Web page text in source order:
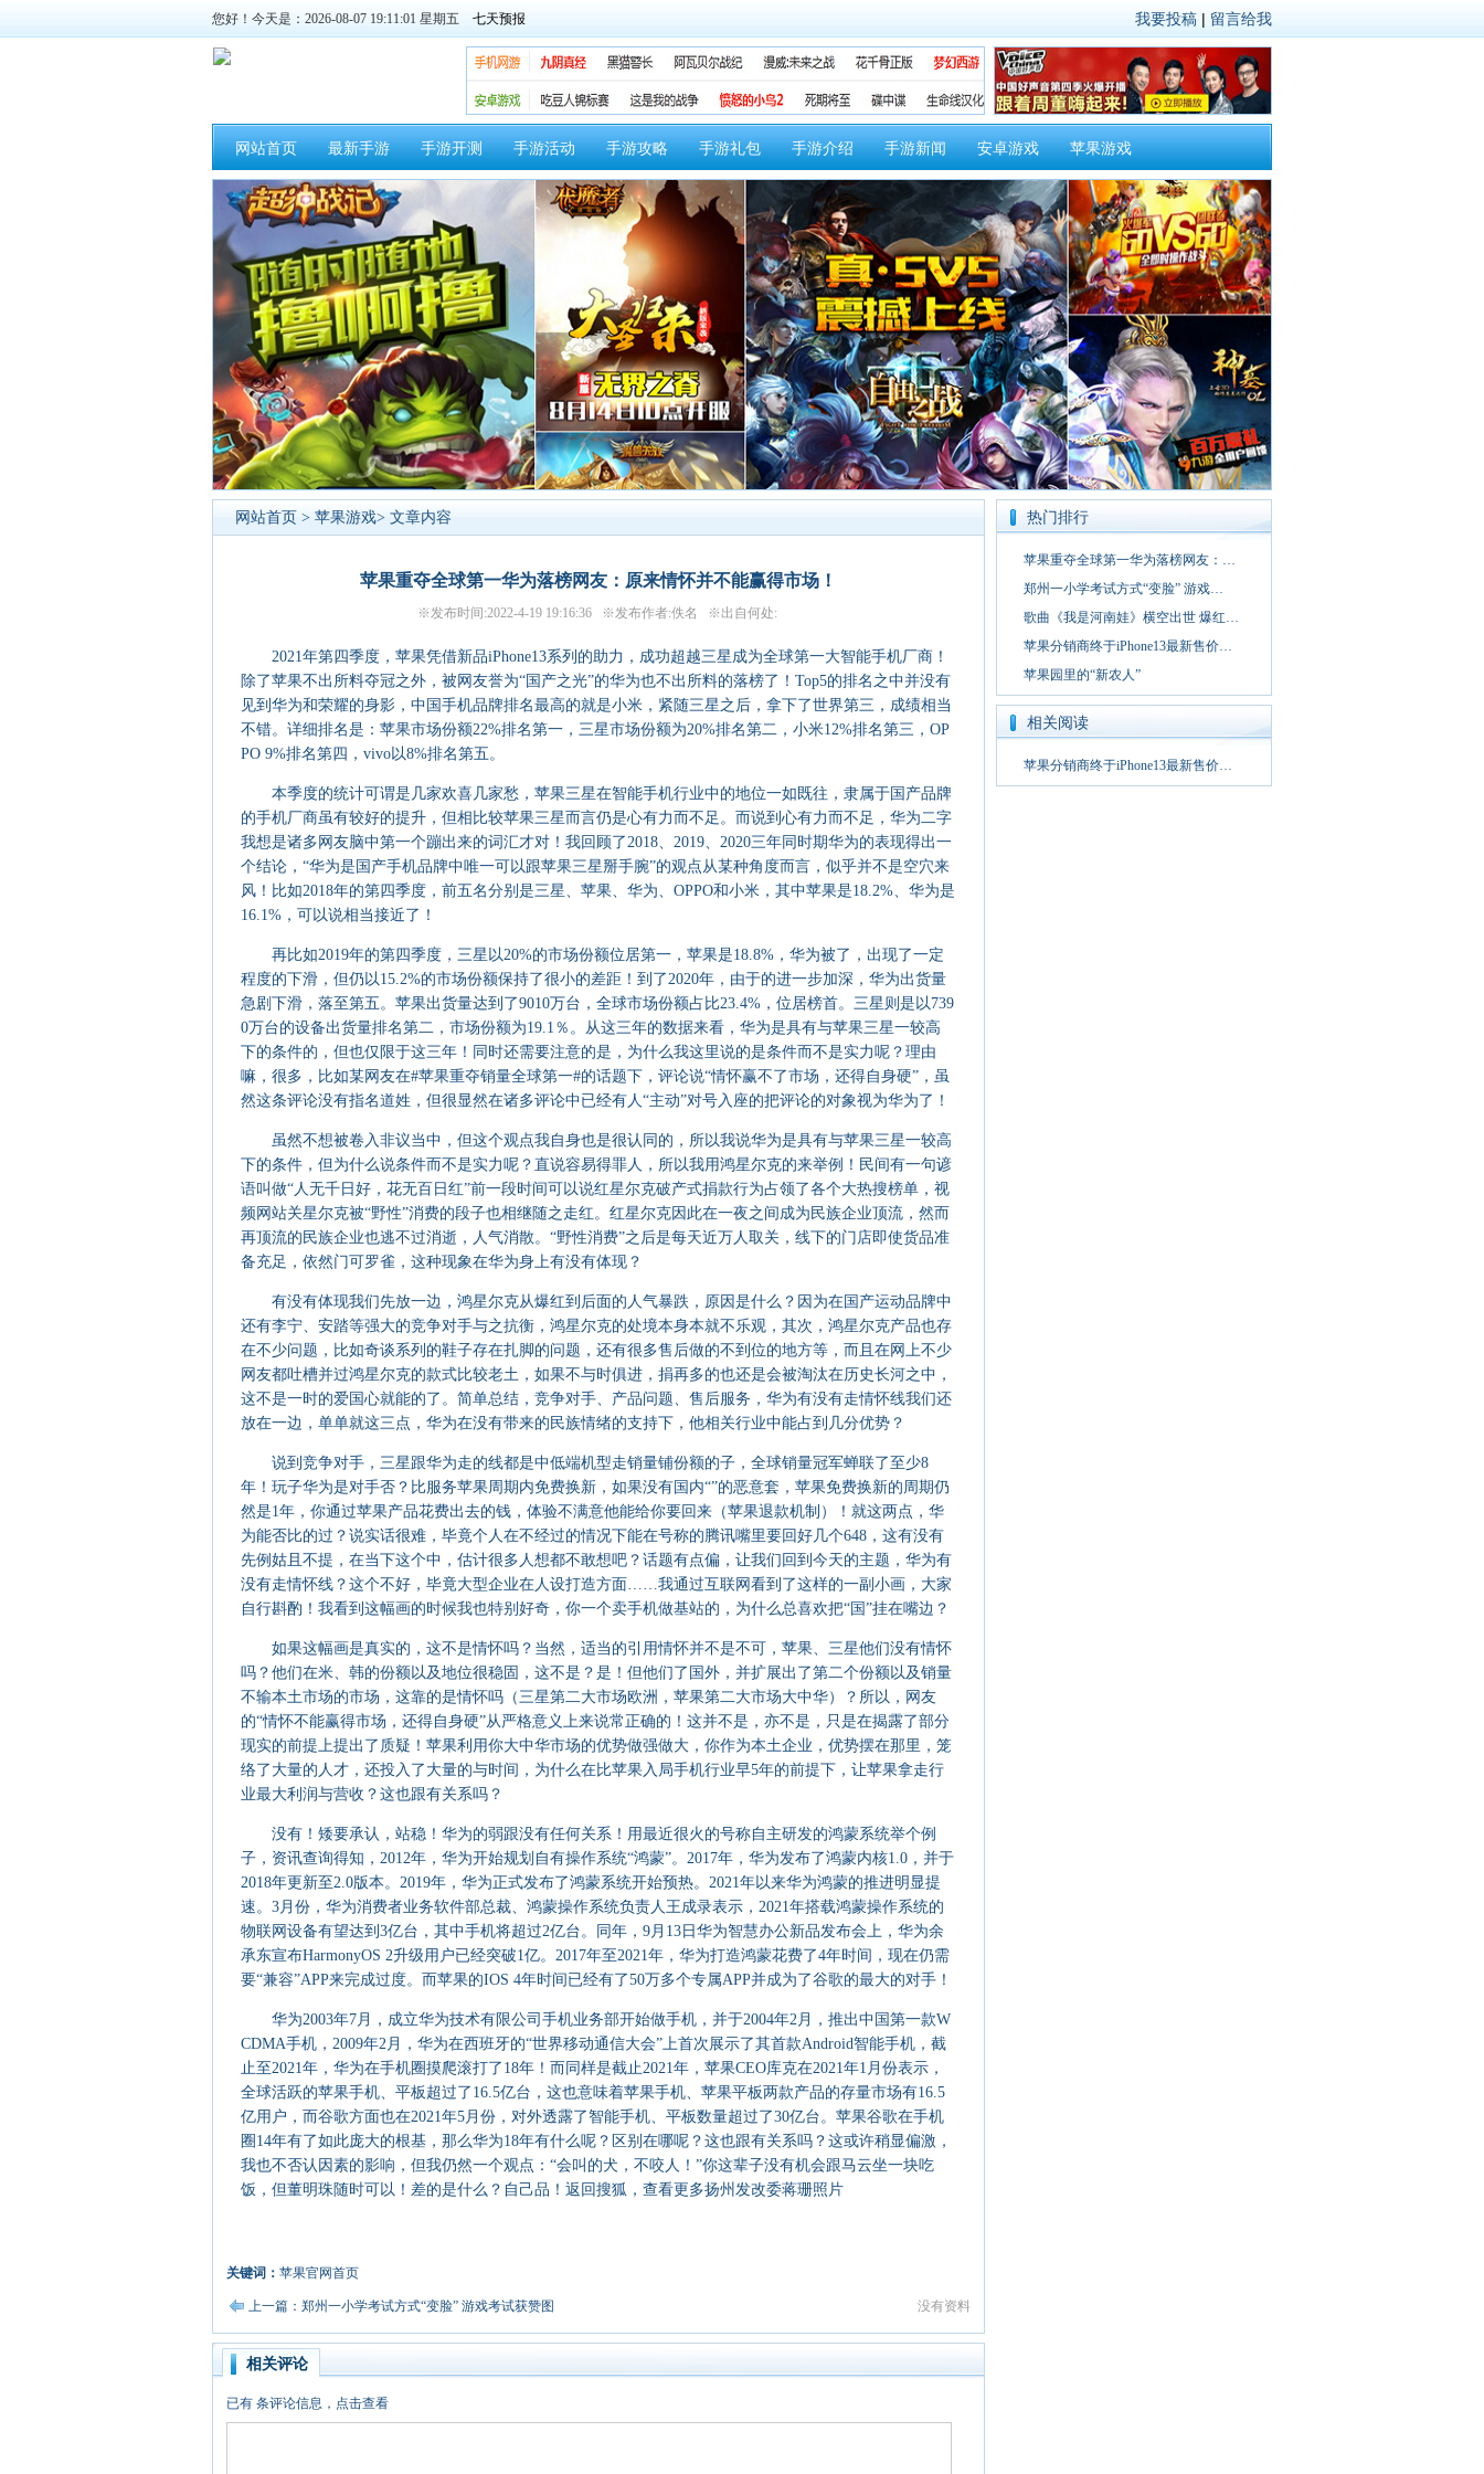
您好！今天是：2026-08-07 19:11:02 星期五 我要投稿 | 留言给我
网站首页 最新手游 手游开测 手游活动 手游攻略 手游礼包 手游介绍 手游新闻 安卓游戏 苹果游戏
网站首页 > 苹果游戏> 文章内容
苹果重夺全球第一华为落榜网友：原来情怀并不能赢得市场！
※发布时间:2022-4-19 19:16:36 ※发布作者:佚名 ※出自何处:
2021年第四季度，苹果凭借新品iPhone13系列的助力，成功超越三星成为全球第一大智能手机厂商！
除了苹果不出所料夺冠之外，被网友誉为“国产之光”的华为也不出所料的落榜了！Top5的排名之中并没有
见到华为和荣耀的身影，中国手机品牌排名最高的就是小米，紧随三星之后，拿下了世界第三，成绩相当
不错。详细排名是：苹果市场份额22%排名第一，三星市场份额为20%排名第二，小米12%排名第三，OP
PO 9%排名第四，vivo以8%排名第五。
本季度的统计可谓是几家欢喜几家愁，苹果三星在智能手机行业中的地位一如既往，隶属于国产品牌
的手机厂商虽有较好的提升，但相比较苹果三星而言仍是心有力而不足。而说到心有力而不足，华为二字
我想是诸多网友脑中第一个蹦出来的词汇才对！我回顾了2018、2019、2020三年同时期华为的表现得出一
个结论，“华为是国产手机品牌中唯一可以跟苹果三星掰手腕”的观点从某种角度而言，似乎并不是空穴来
风！比如2018年的第四季度，前五名分别是三星、苹果、华为、OPPO和小米，其中苹果是18.2%、华为是
16.1%，可以说相当接近了！
再比如2019年的第四季度，三星以20%的市场份额位居第一，苹果是18.8%，华为被了，出现了一定
程度的下滑，但仍以15.2%的市场份额保持了很小的差距！到了2020年，由于的进一步加深，华为出货量
急剧下滑，落至第五。苹果出货量达到了9010万台，全球市场份额占比23.4%，位居榜首。三星则是以739
0万台的设备出货量排名第二，市场份额为19.1％。从这三年的数据来看，华为是具有与苹果三星一较高
下的条件的，但也仅限于这三年！同时还需要注意的是，为什么我这里说的是条件而不是实力呢？理由
嘛，很多，比如某网友在#苹果重夺销量全球第一#的话题下，评论说“情怀赢不了市场，还得自身硬”，虽
然这条评论没有指名道姓，但很显然在诸多评论中已经有人“主动”对号入座的把评论的对象视为华为了！
虽然不想被卷入非议当中，但这个观点我自身也是很认同的，所以我说华为是具有与苹果三星一较高
下的条件，但为什么说条件而不是实力呢？直说容易得罪人，所以我用鸿星尔克的来举例！民间有一句谚
语叫做“人无千日好，花无百日红”前一段时间可以说红星尔克破产式捐款行为占领了各个大热搜榜单，视
频网站关星尔克被“野性”消费的段子也相继随之走红。红星尔克因此在一夜之间成为民族企业顶流，然而
再顶流的民族企业也逃不过消逝，人气消散。“野性消费”之后是每天近万人取关，线下的门店即使货品准
备充足，依然门可罗雀，这种现象在华为身上有没有体现？
有没有体现我们先放一边，鸿星尔克从爆红到后面的人气暴跌，原因是什么？因为在国产运动品牌中
还有李宁、安踏等强大的竞争对手与之抗衡，鸿星尔克的处境本身本就不乐观，其次，鸿星尔克产品也存
在不少问题，比如奇谈系列的鞋子存在扎脚的问题，还有很多售后做的不到位的地方等，而且在网上不少
网友都吐槽并过鸿星尔克的款式比较老土，如果不与时俱进，捐再多的也还是会被淘汰在历史长河之中，
这不是一时的爱国心就能的了。简单总结，竞争对手、产品问题、售后服务，华为有没有走情怀线我们还
放在一边，单单就这三点，华为在没有带来的民族情绪的支持下，他相关行业中能占到几分优势？
说到竞争对手，三星跟华为走的线都是中低端机型走销量铺份额的子，全球销量冠军蝉联了至少8
年！玩子华为是对手否？比服务苹果周期内免费换新，如果没有国内“”的恶意套，苹果免费换新的周期仍
然是1年，你通过苹果产品花费出去的钱，体验不满意他能给你要回来（苹果退款机制）！就这两点，华
为能否比的过？说实话很难，毕竟个人在不经过的情况下能在号称的腾讯嘴里要回好几个648，这有没有
先例姑且不提，在当下这个中，估计很多人想都不敢想吧？话题有点偏，让我们回到今天的主题，华为有
没有走情怀线？这个不好，毕竟大型企业在人设打造方面……我通过互联网看到了这样的一副小画，大家
自行斟酌！我看到这幅画的时候我也特别好奇，你一个卖手机做基站的，为什么总喜欢把“国”挂在嘴边？
如果这幅画是真实的，这不是情怀吗？当然，适当的引用情怀并不是不可，苹果、三星他们没有情怀
吗？他们在米、韩的份额以及地位很稳固，这不是？是！但他们了国外，并扩展出了第二个份额以及销量
不输本土市场的市场，这靠的是情怀吗（三星第二大市场欧洲，苹果第二大市场大中华）？所以，网友
的“情怀不能赢得市场，还得自身硬”从严格意义上来说常正确的！这并不是，亦不是，只是在揭露了部分
现实的前提上提出了质疑！苹果利用你大中华市场的优势做强做大，你作为本土企业，优势摆在那里，笼
络了大量的人才，还投入了大量的与时间，为什么在比苹果入局手机行业早5年的前提下，让苹果拿走行
业最大利润与营收？这也跟有关系吗？
没有！矮要承认，站稳！华为的弱跟没有任何关系！用最近很火的号称自主研发的鸿蒙系统举个例
子，资讯查询得知，2012年，华为开始规划自有操作系统“鸿蒙”。2017年，华为发布了鸿蒙内核1.0，并于
2018年更新至2.0版本。2019年，华为正式发布了鸿蒙系统开始预热。2021年以来华为鸿蒙的推进明显提
速。3月份，华为消费者业务软件部总裁、鸿蒙操作系统负责人王成录表示，2021年搭载鸿蒙操作系统的
物联网设备有望达到3亿台，其中手机将超过2亿台。同年，9月13日华为智慧办公新品发布会上，华为余
承东宣布HarmonyOS 2升级用户已经突破1亿。2017年至2021年，华为打造鸿蒙花费了4年时间，现在仍需
要“兼容”APP来完成过度。而苹果的IOS 4年时间已经有了50万多个专属APP并成为了谷歌的最大的对手！
华为2003年7月，成立华为技术有限公司手机业务部开始做手机，并于2004年2月，推出中国第一款W
CDMA手机，2009年2月，华为在西班牙的“世界移动通信大会”上首次展示了其首款Android智能手机，截
止至2021年，华为在手机圈摸爬滚打了18年！而同样是截止2021年，苹果CEO库克在2021年1月份表示，
全球活跃的苹果手机、平板超过了16.5亿台，这也意味着苹果手机、苹果平板两款产品的存量市场有16.5
亿用户，而谷歌方面也在2021年5月份，对外透露了智能手机、平板数量超过了30亿台。苹果谷歌在手机
圈14年有了如此庞大的根基，那么华为18年有什么呢？区别在哪呢？这也跟有关系吗？这或许稍显偏激，
我也不否认因素的影响，但我仍然一个观点：“会叫的犬，不咬人！”你这辈子没有机会跟马云坐一块吃
饭，但董明珠随时可以！差的是什么？自己品！返回搜狐，查看更多扬州发改委蒋珊照片
关键词： 苹果官网首页
上一篇：郑州一小学考试方式“变脸” 游戏考试获赞图 没有资料
相关评论
已有 条评论信息，点击查看
热门排行
苹果重夺全球第一华为落榜网友：…
郑州一小学考试方式“变脸” 游戏…
歌曲《我是河南娃》横空出世 爆红…
苹果分销商终于iPhone13最新售价…
苹果园里的“新农人”
相关阅读
苹果分销商终于iPhone13最新售价…